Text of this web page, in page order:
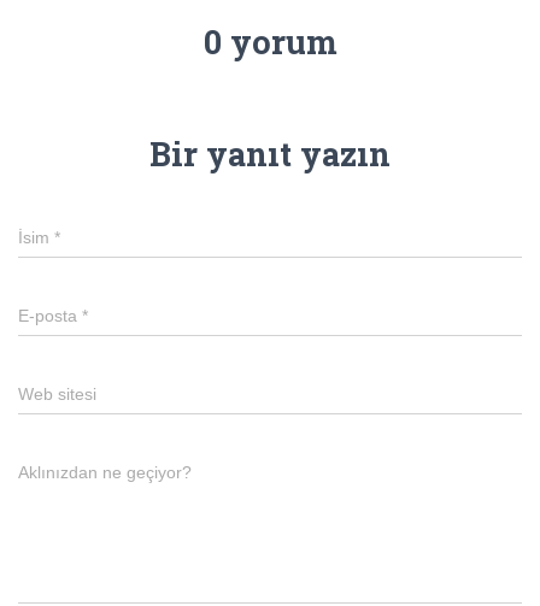
0 yorum
Bir yanıt yazın
İsim *
E-posta *
Web sitesi
Aklınızdan ne geçiyor?